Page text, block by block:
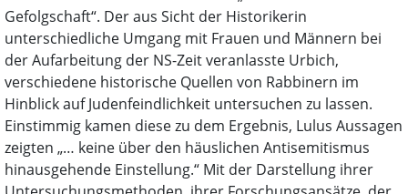
Gefolgschaft“. Der aus Sicht der Historikerin
unterschiedliche Umgang mit Frauen und Männern bei
der Aufarbeitung der NS-Zeit veranlasste Urbich,
verschiedene historische Quellen von Rabbinern im
Hinblick auf Judenfeindlichkeit untersuchen zu lassen.
Einstimmig kamen diese zu dem Ergebnis, Lulus Aussagen
zeigten „… keine über den häuslichen Antisemitismus
hinausgehende Einstellung.“ Mit der Darstellung ihrer